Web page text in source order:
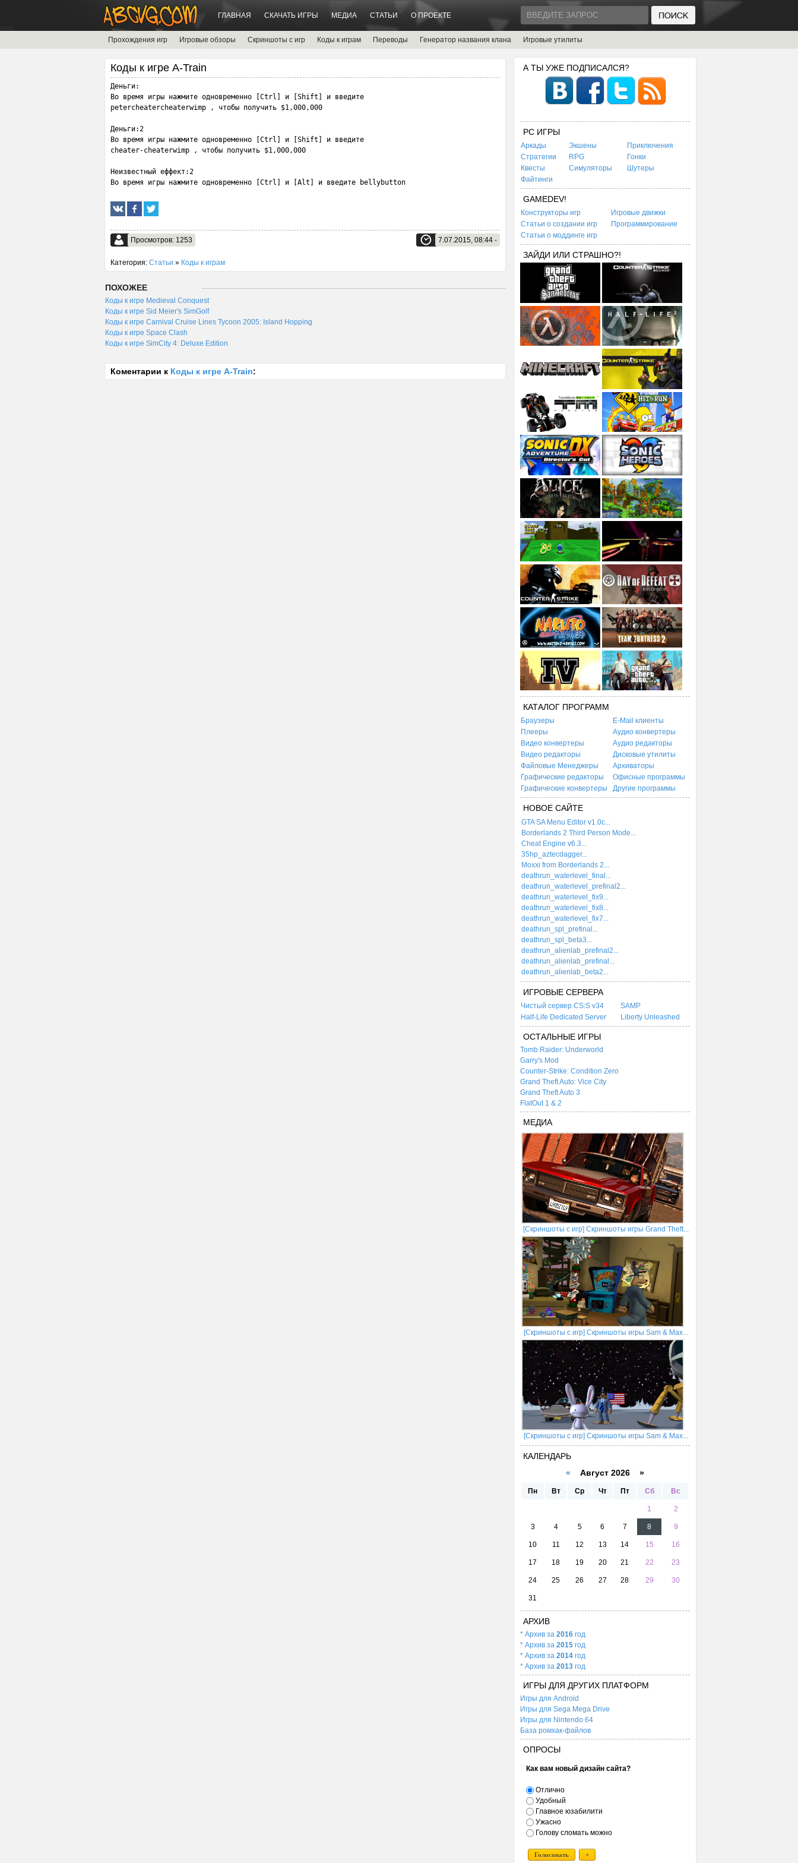
ГЛАВНАЯ СКАЧАТЬ ИГРЫ МЕДИА СТАТЬИ О ПРОЕКТЕ
Прохождения игр Игровые обзоры Скриншоты с игр Коды к играм Переводы Генератор названия клана Игровые утилиты
Коды к игре A-Train
Деньги:
Во время игры нажмите одновременно [Ctrl] и [Shift] и введите
petercheatercheaterwimp , чтобы получить $1,000,000
Деньги:2
Во время игры нажмите одновременно [Ctrl] и [Shift] и введите
cheater-cheaterwimp , чтобы получить $1,000,000
Неизвестный еффект:2
Во время игры нажмите одновременно [Ctrl] и [Alt] и введите bellybutton
Просмотров: 1253 7.07.2015, 08:44 -
Категория: Статьи » Коды к играм
ПОХОЖЕЕ
Коды к игре Medieval Conquest
Коды к игре Sid Meier's SimGolf
Коды к игре Carnival Cruise Lines Tycoon 2005: Island Hopping
Коды к игре Space Clash
Коды к игре SimCity 4: Deluxe Edition
Коментарии к Коды к игре A-Train:
А ТЫ УЖЕ ПОДПИСАЛСЯ?
PC ИГРЫ
Аркады Экшены
Приключения
Стратегии
RPG
Гонки
Квесты
Симуляторы
Шутеры
Файтинги
GAMEDEV!
Конструкторы игр
Игровые движки
Статьи о создании игр
Программирование
Статьи о моддинге игр
ЗАЙДИ ИЛИ СТРАШНО?!
КАТАЛОГ ПРОГРАММ
Браузеры
E-Mail клиенты
Плееры
Аудио конвертеры
Видео конвертеры
Аудио редакторы
Видео редакторы
Дисковые утилиты
Файловые Менеджеры
Архиваторы
Графические редакторы
Офисные программы
Графические конвертеры
Другие программы
НОВОЕ САЙТЕ
GTA SA Menu Editor v1.0c...
Borderlands 2 Third Person Mode...
Cheat Engine v6.3...
35hp_aztecdagger...
Moxxi from Borderlands 2...
deathrun_waterlevel_final...
deathrun_waterlevel_prefinal2...
deathrun_waterlevel_fix9...
deathrun_waterlevel_fix8...
deathrun_waterlevel_fix7...
deathrun_spl_prefinal...
deathrun_spl_beta3...
deathrun_alienlab_prefinal2...
deathrun_alienlab_prefinal...
deathrun_alienlab_beta2...
ИГРОВЫЕ СЕРВЕРА
Чистый сервер CS:S v34
SAMP
Half-Life Dedicated Server
Liberty Unleashed
ОСТАЛЬНЫЕ ИГРЫ
Tomb Raider: Underworld
Garry's Mod
Counter-Strike: Condition Zero
Grand Theft Auto: Vice City
Grand Theft Auto 3
FlatOut 1 & 2
МЕДИА
[Скриншоты с игр] Скриншоты игры Grand Theft...
[Скриншоты с игр] Скриншоты игры Sam & Max...
[Скриншоты с игр] Скриншоты игры Sam & Max...
КАЛЕНДАРЬ
« Август 2026 »
Пн Вт Ср Чт Пт Сб Вс
1 2
3 4 5 6 7 8 9
10 11 12 13 14 15 16
17 18 19 20 21 22 23
24 25 26 27 28 29 30
31
АРХИВ
* Архив за 2016 год
* Архив за 2015 год
* Архив за 2014 год
* Архив за 2013 год
ИГРЫ ДЛЯ ДРУГИХ ПЛАТФОРМ
Игры для Android
Игры для Sega Mega Drive
Игры для Nintendo 64
База ромхак-файлов
ОПРОСЫ
Как вам новый дизайн сайта?
Отлично
Удобный
Главное юзабилити
Ужасно
Голову сломать можно
Голосовать +